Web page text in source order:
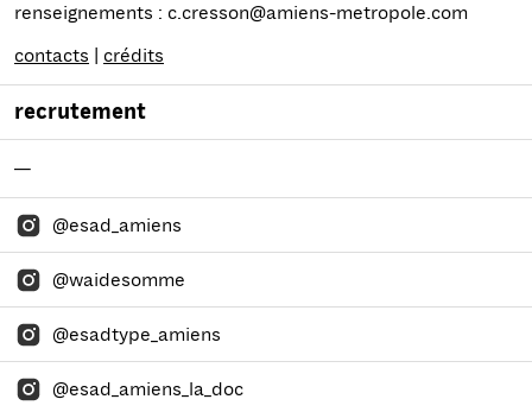
renseignements : c.cresson@amiens-metropole.com
contacts
crédits
recrutement
—
@esad_amiens
@waidesomme
@esadtype_amiens
@esad_amiens_la_doc